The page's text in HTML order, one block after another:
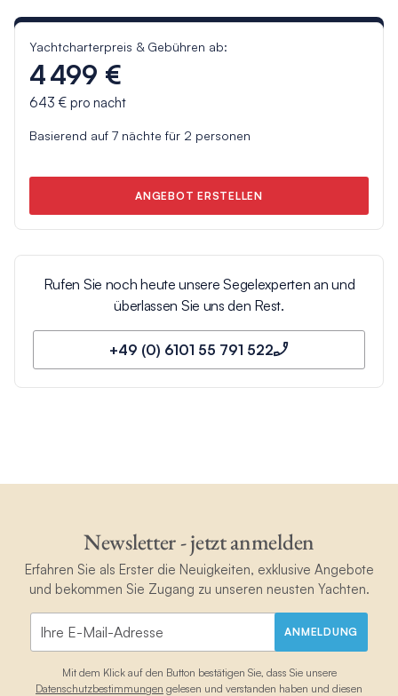
Yachtcharterpreis & Gebühren ab:
4 499 €
643 €pro nacht
Basierend auf 7nächte für 2 personen
ANGEBOT ERSTELLEN
Rufen Sie noch heute unsere Segelexperten an und
überlassen Sie uns den Rest.
+49 (0) 6101 55 791 522
Newsletter - jetzt anmelden
Erfahren Sie als Erster die Neuigkeiten, exklusive Angebote
und bekommen Sie Zugang zu unseren neusten Yachten.
ANMELDUNG
Mit dem Klick auf den Button bestätigen Sie, dass Sie unsere
Datenschutzbestimmungen gelesen und verstanden haben und diesen